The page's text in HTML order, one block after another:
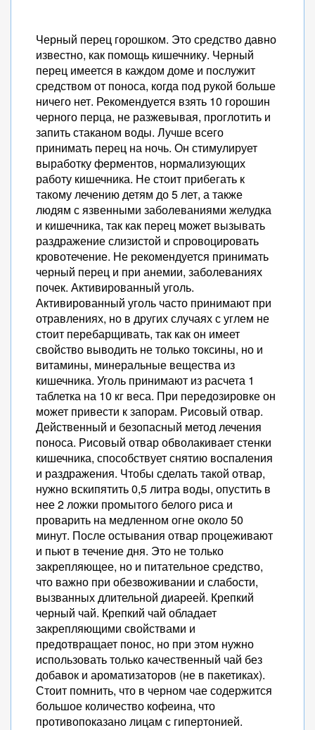
Черный перец горошком. Это средство давно
известно, как помощь кишечнику. Черный
перец имеется в каждом доме и послужит
средством от поноса, когда под рукой больше
ничего нет. Рекомендуется взять 10 горошин
черного перца, не разжевывая, проглотить и
запить стаканом воды. Лучше всего
принимать перец на ночь. Он стимулирует
выработку ферментов, нормализующих
работу кишечника. Не стоит прибегать к
такому лечению детям до 5 лет, а также
людям с язвенными заболеваниями желудка
и кишечника, так как перец может вызывать
раздражение слизистой и спровоцировать
кровотечение. Не рекомендуется принимать
черный перец и при анемии, заболеваниях
почек. Активированный уголь.
Активированный уголь часто принимают при
отравлениях, но в других случаях с углем не
стоит перебарщивать, так как он имеет
свойство выводить не только токсины, но и
витамины, минеральные вещества из
кишечника. Уголь принимают из расчета 1
таблетка на 10 кг веса. При передозировке он
может привести к запорам. Рисовый отвар.
Действенный и безопасный метод лечения
поноса. Рисовый отвар обволакивает стенки
кишечника, способствует снятию воспаления
и раздражения. Чтобы сделать такой отвар,
нужно вскипятить 0,5 литра воды, опустить в
нее 2 ложки промытого белого риса и
проварить на медленном огне около 50
минут. После остывания отвар процеживают
и пьют в течение дня. Это не только
закрепляющее, но и питательное средство,
что важно при обезвоживании и слабости,
вызванных длительной диареей. Крепкий
черный чай. Крепкий чай обладает
закрепляющими свойствами и
предотвращает понос, но при этом нужно
использовать только качественный чай без
добавок и ароматизаторов (не в пакетиках).
Стоит помнить, что в черном чае содержится
большое количество кофеина, что
противопоказано лицам с гипертонией.